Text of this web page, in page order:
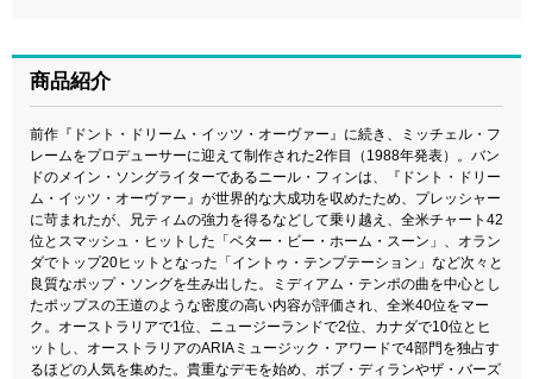
商品紹介
前作『ドント・ドリーム・イッツ・オーヴァー』に続き、ミッチェル・フ
レームをプロデューサーに迎えて制作された2作目（1988年発表）。バン
ドのメイン・ソングライターであるニール・フィンは、『ドント・ドリー
ム・イッツ・オーヴァー』が世界的な大成功を収めたため、プレッシャー
に苛まれたが、兄ティムの強力を得るなどして乗り越え、全米チャート42
位とスマッシュ・ヒットした「ベター・ビー・ホーム・スーン」、オラン
ダでトップ20ヒットとなった「イントゥ・テンプテーション」など次々と
良質なポップ・ソングを生み出した。ミディアム・テンポの曲を中心とし
たポップスの王道のような密度の高い内容が評価され、全米40位をマー
ク。オーストラリアで1位、ニュージーランドで2位、カナダで10位とヒ
ットし、オーストラリアのARIAミュージック・アワードで4部門を独占す
るほどの人気を集めた。貴重なデモを始め、ボブ・ディランやザ・バーズ